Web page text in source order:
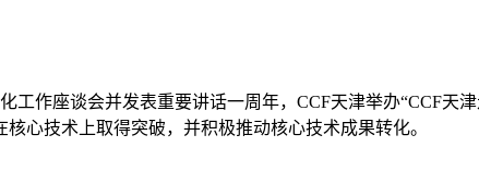
工作座谈会并发表重要讲话一周年，CCF天津举办“CCF天
心技术上取得突破，并积极推动核心技术成果转化。